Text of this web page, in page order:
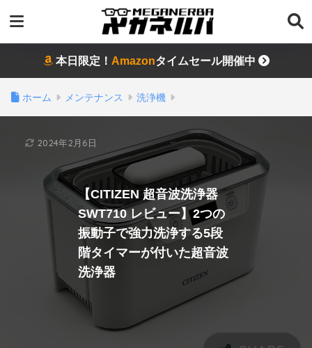
本日限定！ Amazonタイムセール開催中
ホーム メンテナンス 洗浄機
【CITIZEN 超音波洗浄器
SWT710 レビュー】2つの
振動子で強力洗浄する5段
階タイマーが付いた超音波
洗浄器
2024年2月6日